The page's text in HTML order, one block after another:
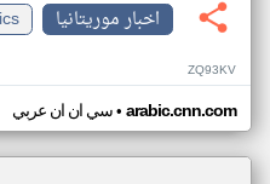
اخبار موريتانيا
ZQ93KV
سي ان ان عربي• arabic.cnn.com